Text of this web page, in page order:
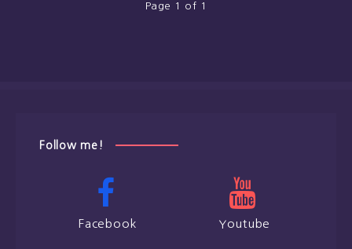
Page 1 of 1
Follow me!
Facebook Youtube